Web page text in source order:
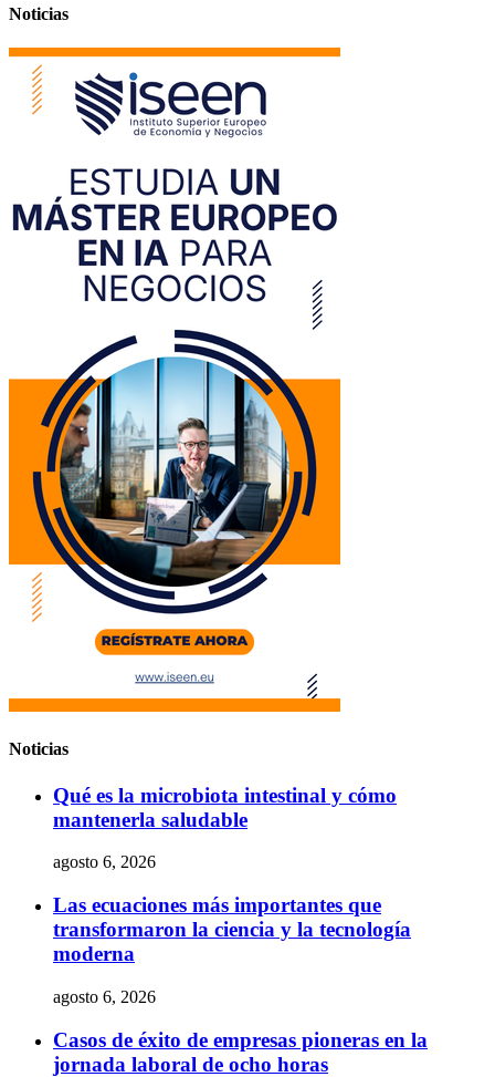
Noticias
Noticias
Qué es la microbiota intestinal y cómo
mantenerla saludable
agosto 6, 2026
Las ecuaciones más importantes que
transformaron la ciencia y la tecnología
moderna
agosto 6, 2026
Casos de éxito de empresas pioneras en la
jornada laboral de ocho horas